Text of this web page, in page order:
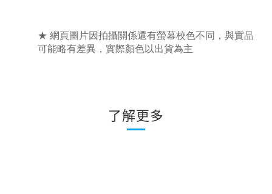
★ 網頁圖片因拍攝關係還有螢幕校色不同，與實品
可能略有差異，實際顏色以出貨為主
了解更多